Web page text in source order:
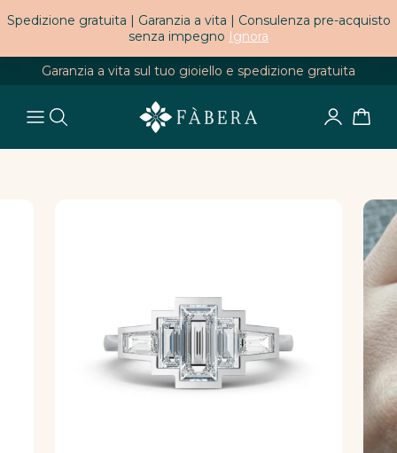
Spedizione gratuita | Garanzia a vita | Consulenza pre-acquisto
senza impegno Ignora
Garanzia a vita sul tuo gioiello e spedizione gratuita